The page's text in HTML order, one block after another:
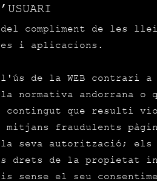
del compliment de les
i aplicacions.
l'ús de la WEB contrari
normativa andorrana
contingut que resulti
fraudulents
seva autorització; els
drets de la
sense el seu